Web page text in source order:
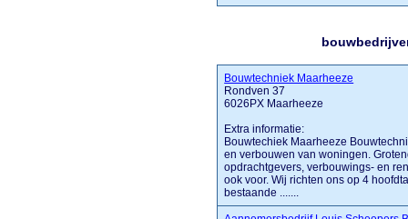
Bouwtechniek Maarheeze
Rondven 37
6026PX Maarheeze
Extra informatie:
Bouwtechiek Maarheeze
en verbouwen van woningen.
opdrachtgevers, verbouwings- en
ook voor. Wij richten ons op 4
bestaande .......